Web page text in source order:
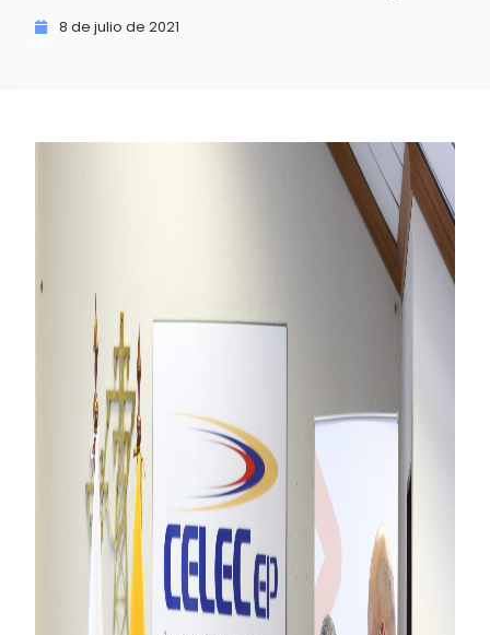
8 de julio de 2021